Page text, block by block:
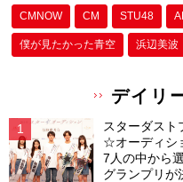
CMNOW CM STU48
僕が⾒たかった⻘空 浜辺美波
デイリ
スターダスト
☆オーディシ
7人の中から
グランプリが